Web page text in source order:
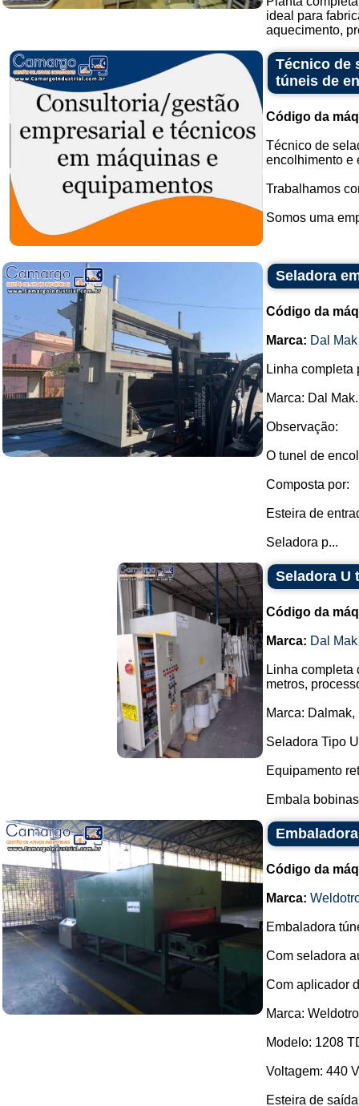
ideal para
aquecimento,
Técnico de
túneis de
Código da
Técnico de
encolhimento e
Trabalhamos
Somos uma
Seladora
Código da
Marca: Dal Mak
Linha completa
Marca: Dal Mak.
Observação:
O tunel de
Composta por:
Esteira de
Seladora p...
Seladora U
Código da
Marca: Dal Mak
Linha completa
metros,
Marca: Dalmak,
Seladora Tipo
Equipamento
Embala
Código da
Marca:
Embaladora
Com seladora
Com aplicador
Marca:
Modelo: 1208
Voltagem: 440
Esteira de